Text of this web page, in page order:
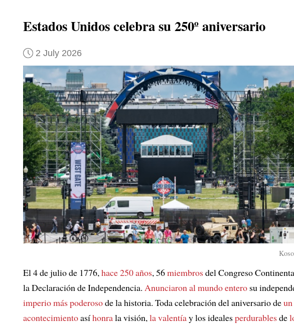
Estados Unidos celebra su 250º aniversario
2 July 2026
El 4 de julio de 1776,hace 250 años, 56miembrosdel Congreso
la Declaración de Independencia. Anunciaron al mundo entero su
imperio más poderosode la historia. Toda celebración del aniversario deun
acontecimientoasíhonrala visión,la valentíay los idealesperdurablesde